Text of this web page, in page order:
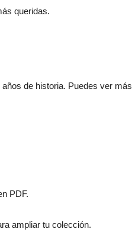
queridas.
de historia. Puedes ver más
PDF.
ampliar tu colección.